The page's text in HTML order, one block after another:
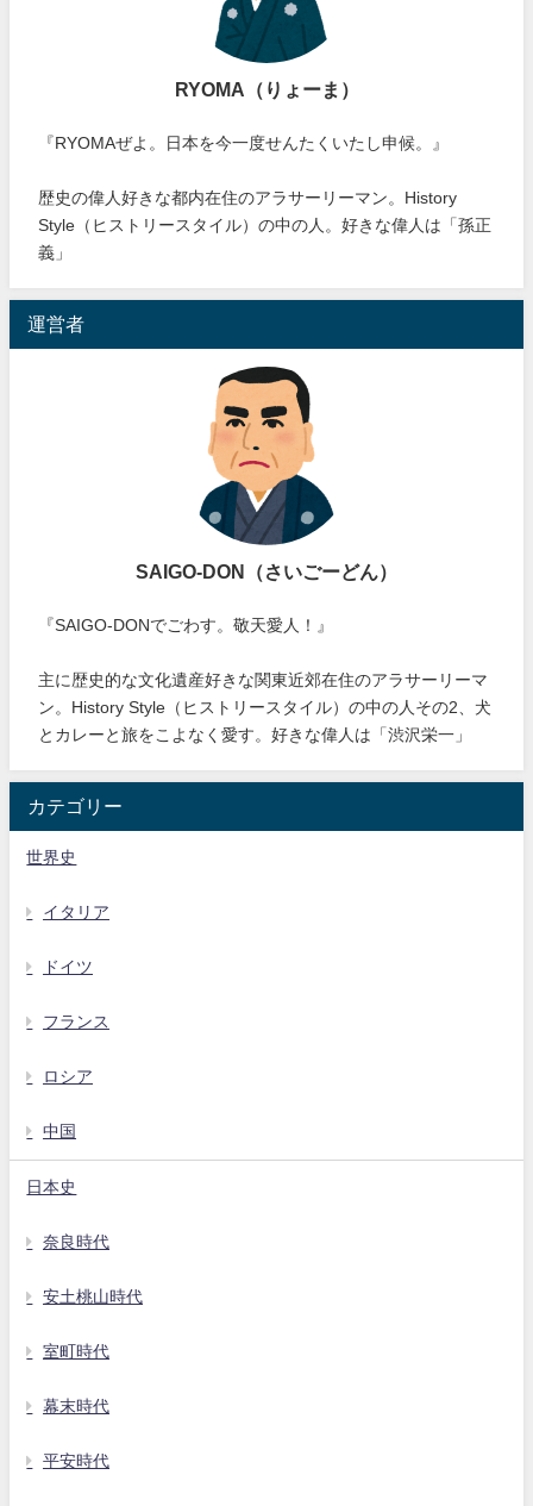
RYOMA（りょーま）
『RYOMAぜよ。日本を今一度せんたくいたし申候。』
歴史の偉人好きな都内在住のアラサーリーマン。History
Style（ヒストリースタイル）の中の人。好きな偉人は「孫正
義」
運営者
SAIGO-DON（さいごーどん）
『SAIGO-DONでごわす。敬天愛人！』
主に歴史的な文化遺産好きな関東近郊在住のアラサーリーマ
ン。History Style（ヒストリースタイル）の中の人その2、犬
とカレーと旅をこよなく愛す。好きな偉人は「渋沢栄一」
カテゴリー
世界史
イタリア
ドイツ
フランス
ロシア
中国
日本史
奈良時代
安土桃山時代
室町時代
幕末時代
平安時代